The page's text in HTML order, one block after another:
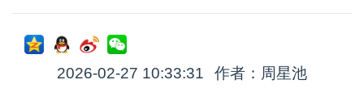
2026-02-27 10:33:31 作者：周星池